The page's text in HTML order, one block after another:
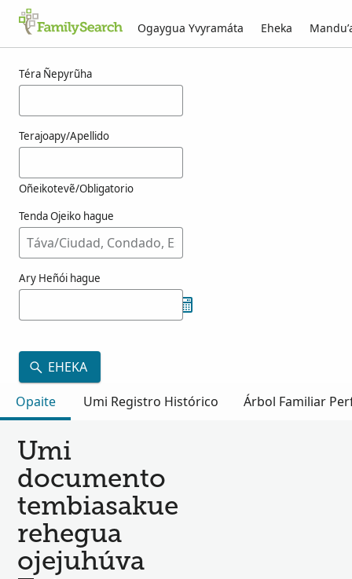
Ogaygua Yvyramáta Eheka
Téra Ñepyrũha
Terajoapy/Apellido
Oñeikotevẽ/Obligatorio
Tenda Ojeiko hague
Ary Heñói hague
EHEKA
Opaite
Umi Registro Histórico Árbol Familiar
Umi
documento
tembiasakue
rehegua
ojejuhúva